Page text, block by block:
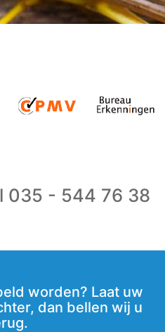
035 - 544 76 38
worden? Laat uw
dan bellen wij u